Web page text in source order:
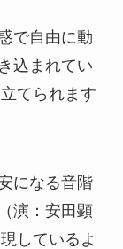
で自由に動
込まれてい
てられます
になる音階
演：安田顕
しているよ